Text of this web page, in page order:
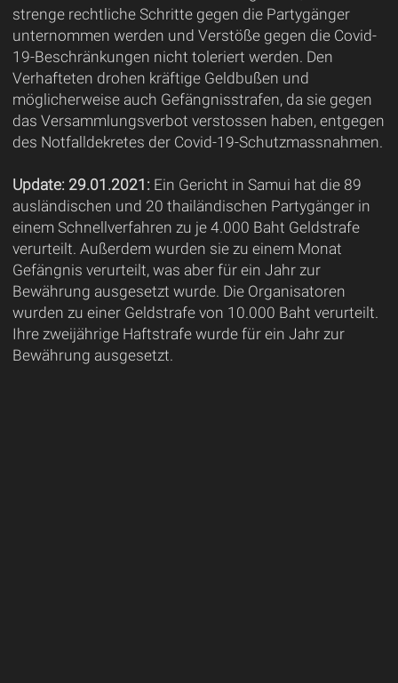
strenge rechtliche Schritte gegen die Partygänger
unternommen werden und Verstöße gegen die Covid-
19-Beschränkungen nicht toleriert werden. Den
Verhafteten drohen kräftige Geldbußen und
möglicherweise auch Gefängnisstrafen, da sie gegen
das Versammlungsverbot verstossen haben, entgegen
des Notfalldekretes der Covid-19-Schutzmassnahmen.
Update: 29.01.2021: Ein Gericht in Samui hat die 89
ausländischen und 20 thailändischen Partygänger in
einem Schnellverfahren zu je 4.000 Baht Geldstrafe
verurteilt. Außerdem wurden sie zu einem Monat
Gefängnis verurteilt, was aber für ein Jahr zur
Bewährung ausgesetzt wurde. Die Organisatoren
wurden zu einer Geldstrafe von 10.000 Baht verurteilt.
Ihre zweijährige Haftstrafe wurde für ein Jahr zur
Bewährung ausgesetzt.